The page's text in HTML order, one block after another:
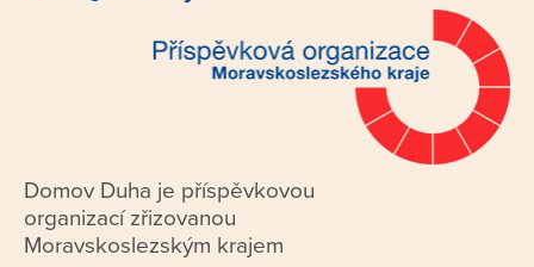
Domov Duha je příspěvkovou
organizací zřizovanou
Moravskoslezským krajem